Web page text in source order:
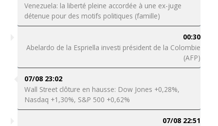
Venezuela: la liberté pleine accordée à une ex-juge
détenue pour des motifs politiques (famille)
00:30
Abelardo de la Espriella investi président de la Colombie
(AFP)
07/08 23:02
Wall Street clôture en hausse: Dow Jones +0,28%,
Nasdaq +1,30%, S&P 500 +0,62%
07/08 22:51